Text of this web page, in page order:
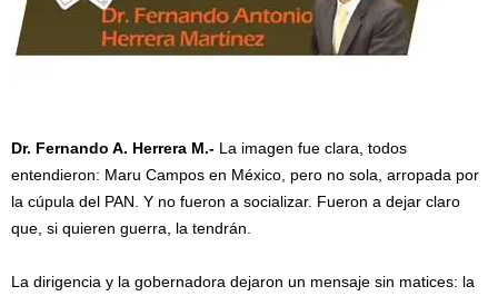
Dr. Fernando A. Herrera M.- La imagen fue clara, todos
entendieron: Maru Campos en México, pero no sola, arropada por
la cúpula del PAN. Y no fueron a socializar. Fueron a dejar claro
que, si quieren guerra, la tendrán.
La dirigencia y la gobernadora dejaron un mensaje sin matices: la